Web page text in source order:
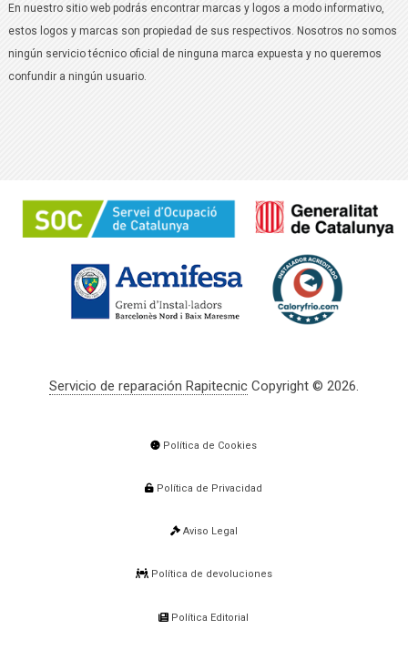
En nuestro sitio web podrás encontrar marcas y logos a modo informativo,
estos logos y marcas son propiedad de sus respectivos. Nosotros no somos
ningún servicio técnico oficial de ninguna marca expuesta y no queremos
confundir a ningún usuario.
Servicio de reparación RapitecnicCopyright © 2026.
Política de Cookies
Política de Privacidad
Aviso Legal
Política de devoluciones
Política Editorial